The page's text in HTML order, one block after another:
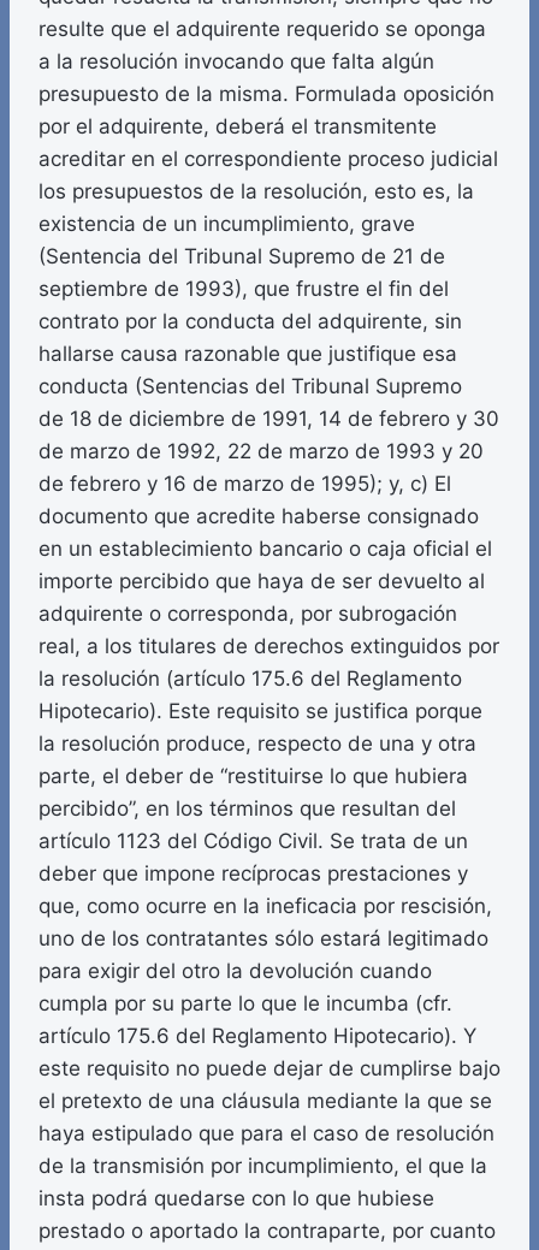
resulte que el adquirente requerido se oponga
a la resolución invocando que falta algún
presupuesto de la misma. Formulada oposición
por el adquirente, deberá el transmitente
acreditar en el correspondiente proceso judicial
los presupuestos de la resolución, esto es, la
existencia de un incumplimiento, grave
(Sentencia del Tribunal Supremo de 21 de
septiembre de 1993), que frustre el fin del
contrato por la conducta del adquirente, sin
hallarse causa razonable que justifique esa
conducta (Sentencias del Tribunal Supremo
de 18 de diciembre de 1991, 14 de febrero y 30
de marzo de 1992, 22 de marzo de 1993 y 20
de febrero y 16 de marzo de 1995); y, c) El
documento que acredite haberse consignado
en un establecimiento bancario o caja oficial el
importe percibido que haya de ser devuelto al
adquirente o corresponda, por subrogación
real, a los titulares de derechos extinguidos por
la resolución (artículo 175.6 del Reglamento
Hipotecario). Este requisito se justifica porque
la resolución produce, respecto de una y otra
parte, el deber de “restituirse lo que hubiera
percibido”, en los términos que resultan del
artículo 1123 del Código Civil. Se trata de un
deber que impone recíprocas prestaciones y
que, como ocurre en la ineficacia por rescisión,
uno de los contratantes sólo estará legitimado
para exigir del otro la devolución cuando
cumpla por su parte lo que le incumba (cfr.
artículo 175.6 del Reglamento Hipotecario). Y
este requisito no puede dejar de cumplirse bajo
el pretexto de una cláusula mediante la que se
haya estipulado que para el caso de resolución
de la transmisión por incumplimiento, el que la
insta podrá quedarse con lo que hubiese
prestado o aportado la contraparte, por cuanto